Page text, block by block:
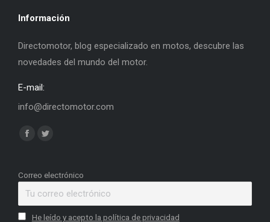
Información
Directomotor, blog especializado en motos, descubre las
novedades del mundo del motor.
E-mail:
info@directomotor.com
Find us on:
Facebook
opens
window
Twitter
opens
window
Correo electrónico
He leído y acepto la política de privacidad